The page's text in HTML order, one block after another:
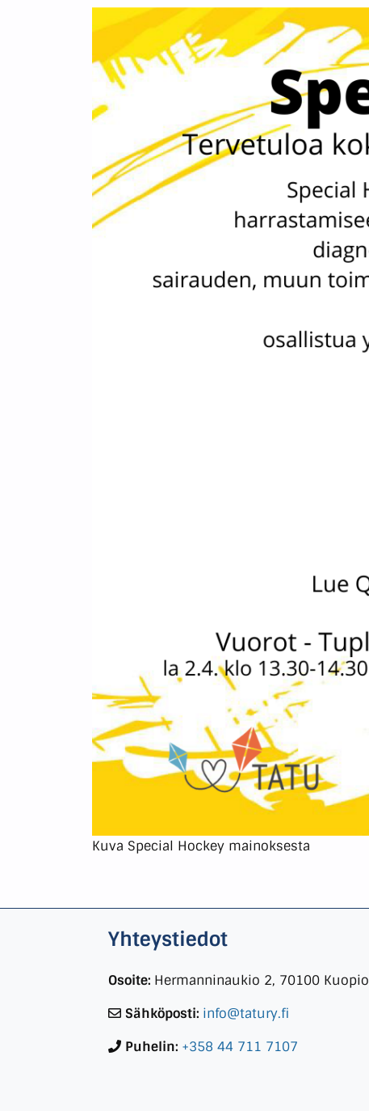
Kuva Special Hockey mainoksesta
Yhteystiedot
Osoite: Hermanninaukio 2, 70100 Kuopio
Sähköposti: info@tatury.fi
Puhelin: +358 44 711 7107